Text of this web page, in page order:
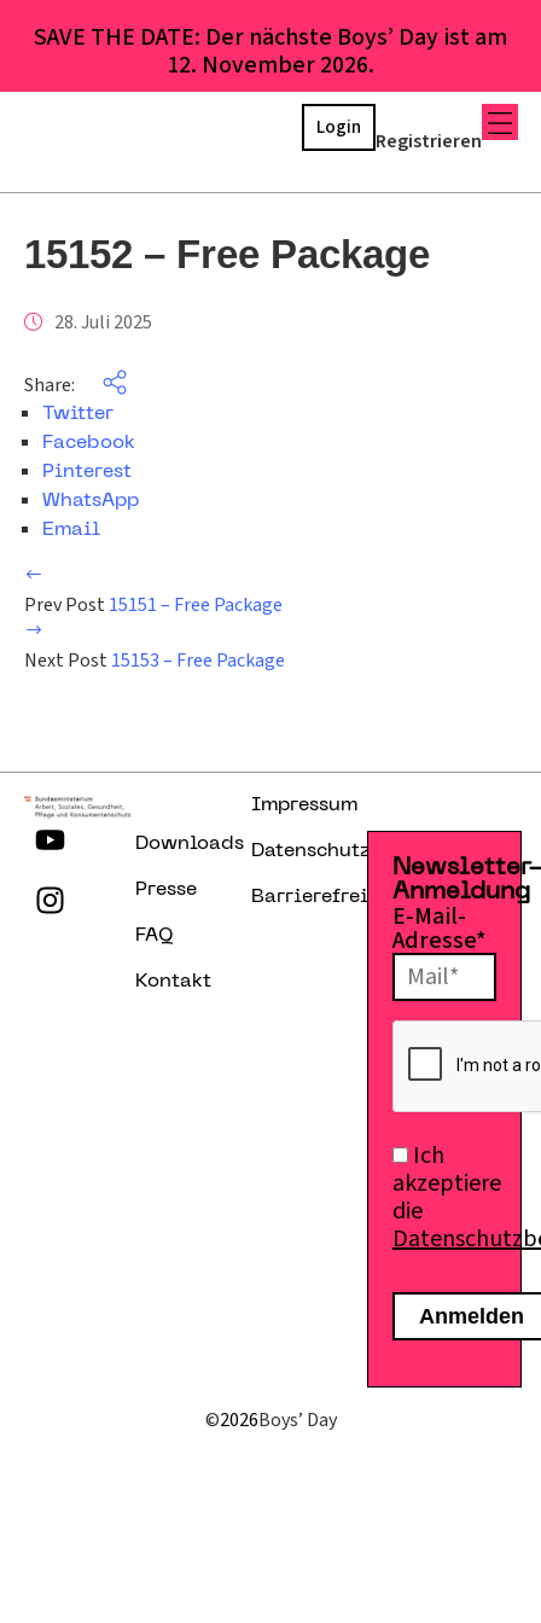
SAVE THE DATE: Der nächste Boys’ Day ist am
12. November 2026.
Registrieren
Login
15152 – Free Package
28. Juli 2025
Share:
Twitter
Facebook
Pinterest
WhatsApp
Email
Prev Post 15151 – Free Package
Next Post 15153 – Free Package
Downloads
Presse
FAQ
Kontakt
Impressum
Datenschutzerklärung
Barrierefreiheitserklärung
Anmeldung
E-Mail-
Adresse*
Ich
akzeptiere
die
©2026Boys’ Day